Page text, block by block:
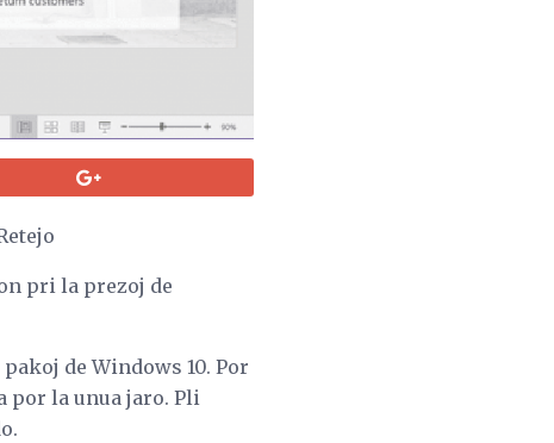
pri la prezoj de
de Windows 10. Por
por la unua jaro. Pli